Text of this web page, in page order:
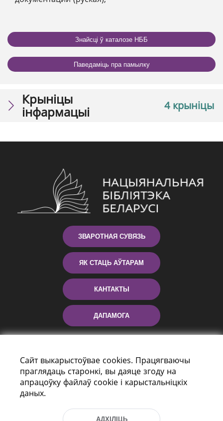
Знайсці ў каталозе НББ
Паведаміць пра памылку
4 крыніцы
Крыніцы
інфармацыі
ЗВАРОТНАЯ СУВЯЗЬ
ЯК СТАЦЬ АЎТАРАМ
КАНТАКТЫ
ДАПАМОГА
праспект Незалежнасці 116
Сайт выкарыстоўвае cookies. Працягваючы
праглядаць старонкі, вы даяце згоду на
апрацоўку файлаў cookie і карыстальніцкіх
даных.
АДХІЛІЦЬ